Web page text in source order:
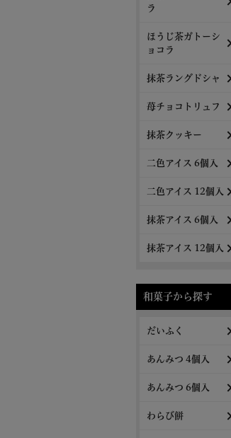
ラ
ほうじ茶ガトーシ
ョコラ
抹茶ラングドシャ
苺チョコトリュフ
抹茶クッキー
二色アイス 6個入
二色アイス 12個入
抹茶アイス 6個入
抹茶アイス 12個入
和菓子から探す
だいふく
あんみつ 4個入
あんみつ 6個入
わらび餅